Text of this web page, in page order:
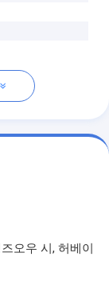
오우 시, 허베이